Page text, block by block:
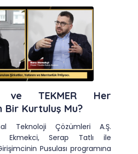
ve TEKMER Her
Bir Kurtuluş Mu?
Teknoloji Çözümleri A.Ş.
Ekmekci, Serap Tatlı ile
Pusulası programına